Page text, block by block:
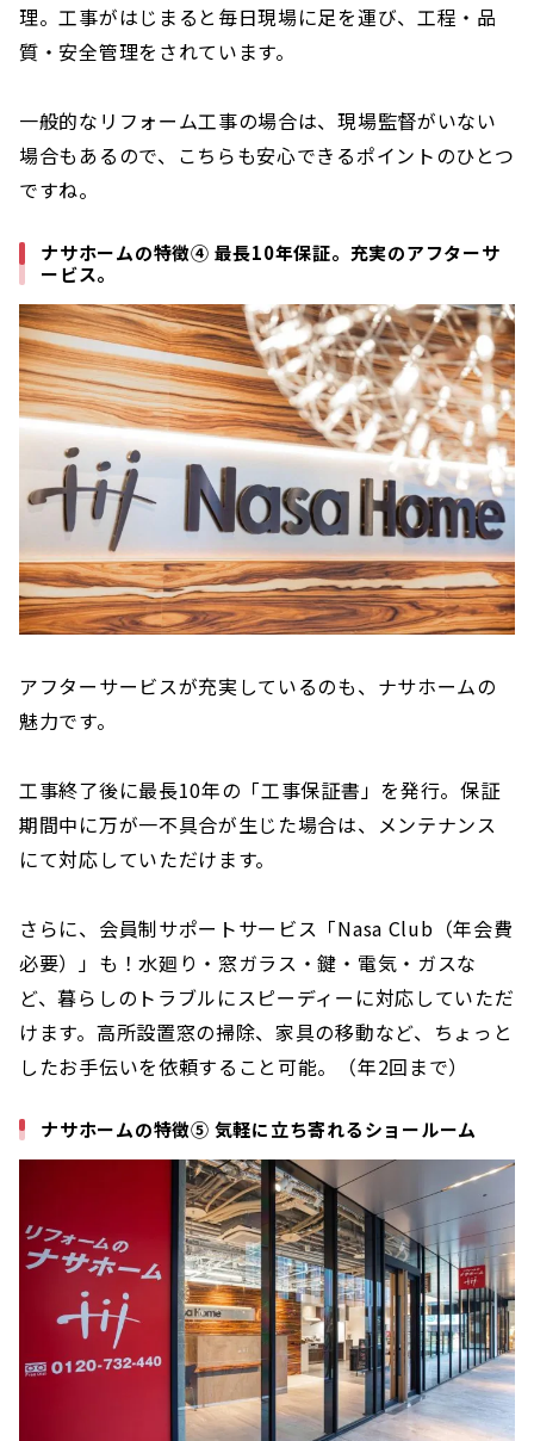
理。工事がはじまると毎日現場に足を運び、工程・品
質・安全管理をされています。
一般的なリフォーム工事の場合は、現場監督がいない
場合もあるので、こちらも安心できるポイントのひとつ
ですね。
ナサホームの特徴④ 最長10年保証。充実のアフターサ
ービス。
アフターサービスが充実しているのも、ナサホームの
魅力です。
工事終了後に最長10年の「工事保証書」を発行。保証
期間中に万が一不具合が生じた場合は、メンテナンス
にて対応していただけます。
さらに、会員制サポートサービス「Nasa Club（年会費
必要）」も！水廻り・窓ガラス・鍵・電気・ガスな
ど、暮らしのトラブルにスピーディーに対応していただ
けます。高所設置窓の掃除、家具の移動など、ちょっと
したお手伝いを依頼すること可能。（年2回まで）
ナサホームの特徴⑤ 気軽に立ち寄れるショールーム